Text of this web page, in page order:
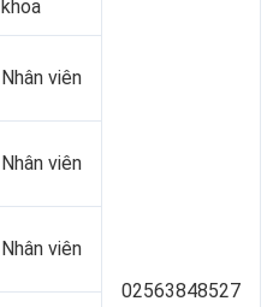
khoa
02563848527
Nhân viên
Nhân viên
Nhân viên